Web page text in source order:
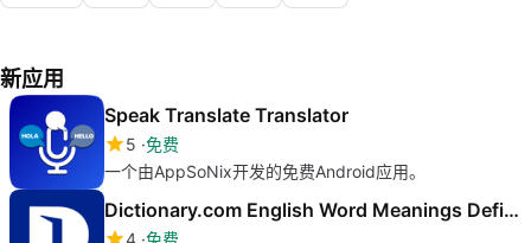
新应用
Speak Translate Translator
5 免费
一个由AppSoNix开发的免费Android应用。
Dictionary.com English Word Meanings Definitions
4 免费